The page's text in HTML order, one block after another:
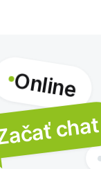
Online
chat